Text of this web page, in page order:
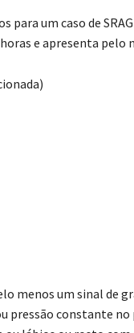
para um caso de
e apresenta pelo
menos um sinal de
pressão constante